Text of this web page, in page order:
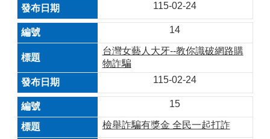
115-02-24
14
台灣女藝人大牙--教你識破網路購
物詐騙
115-02-24
15
檢舉詐騙有獎金 全民一起打詐